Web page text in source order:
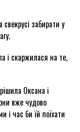
забирати у
і скаржилася на те,
Оксана і
вже чудово
і час би їй поїхати